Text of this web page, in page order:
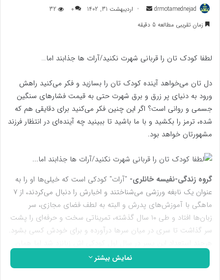
drmotamednejad
ارسال
به
اردیبهشت 31, 1402 0
32
زمان تقریبی مطالعه 5 دقیقه
لطفا کودک تان را قربانی شهرت نکنید/آرات ها جذابند اما…
دل تان می‌خواهد آینده کودک تان را بسازید و فکر می‌کنید راهش
ورود به دنیای پر زرق و برق شهرت حتی به قیمت فشارهای سنگین
جسمی و روانی است؟ اگر این چنین فکر می‌کنید برای دقایقی هم که
شده، ترمز را بکشید و با ما باشید تا ببینید چه آینده‌ای در انتظار فرزند
مشهورتان خواهد بود.
گروه زندگی-نفیسه خانلری- "آرات" کودکی است که خیلی‌ها او را به
عنوان یک نابغه ورزشی می‌شناختند و اخبارش را دنبال می‌کردند، از ۷
ماهگی با آموزش‌های پدرش و البته به لطف فضای مجازی، سر
زبان‌ها افتاد و طی ۱۰ سال گذشته، تمریناتی سخت و حرفه‌ای را پشت
سر گذاشت تا سری در میان سرها درآورده و برای خودش کسی بشود.
موقع هم از نظر سلامت جسمانی و روانی آرات، انتقاداتی متوجه
پدرش بود و حتی خیلی‌ها پدر آرات را متهم به کسب شهرت و
نمایش بیشتر